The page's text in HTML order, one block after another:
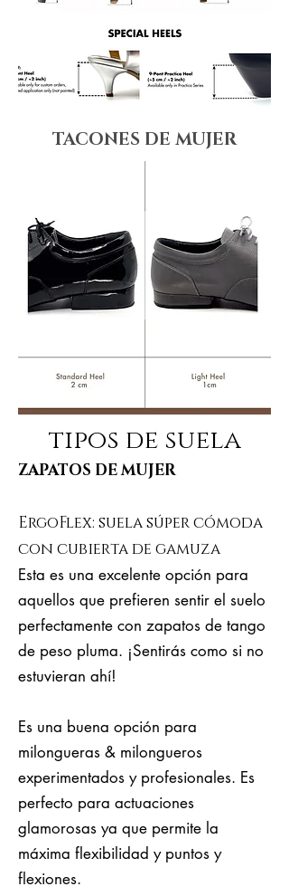
TACONES DE MUJER
tipos de suela
ZAPATOS DE MUJER
ErgoFlex: suela súper cómoda
con cubierta de gamuza
Esta es una excelente opción para
aquellos que prefieren sentir el suelo
perfectamente con zapatos de tango
de peso pluma. ¡Sentirás como si no
estuvieran ahí!
Es una buena opción para
milongueras & milongueros
experimentados y profesionales. Es
perfecto para actuaciones
glamorosas ya que permite la
máxima flexibilidad y puntos y
flexiones.